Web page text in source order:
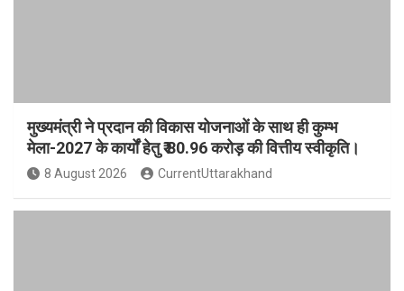
मुख्यमंत्री ने प्रदान की विकास योजनाओं के साथ ही कुम्भ
मेला-2027 के कार्यों हेतु ₹ 80.96 करोड़ की वित्तीय स्वीकृति।
8 August 2026 CurrentUttarakhand